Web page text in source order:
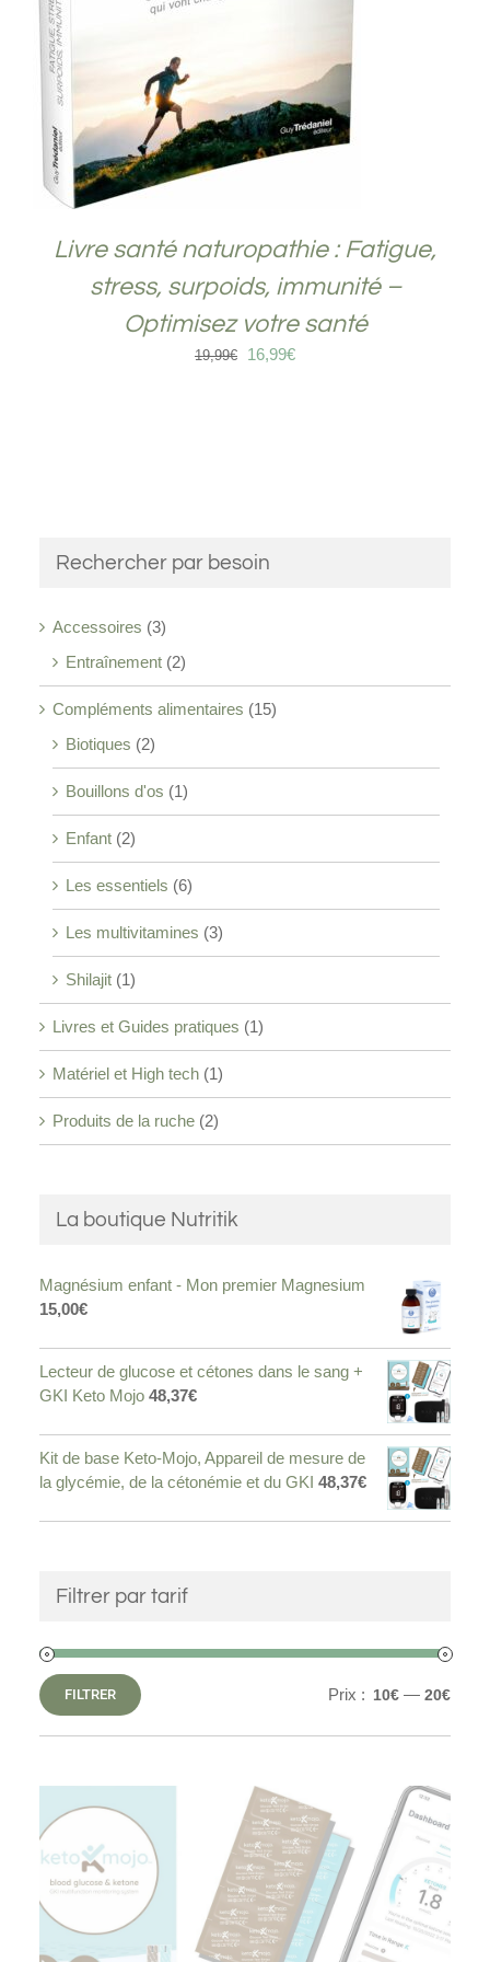
Livre santé naturopathie : Fatigue,
stress, surpoids, immunité –
Optimisez votre santé
19,99€
Le
16,99€Le
Rechercher par besoin
Accessoires (3)
Entraînement (2)
Compléments alimentaires (15)
Biotiques (2)
Bouillons d'os (1)
Enfant (2)
Les essentiels (6)
Les multivitamines (3)
Shilajit (1)
Livres et Guides pratiques (1)
Matériel et High tech (1)
Produits de la ruche (2)
La boutique Nutritik
Magnésium enfant - Mon premier Magnesium
15,00€
Lecteur de glucose et cétones dans le sang +
GKI Keto Mojo 48,37€
Kit de base Keto-Mojo, Appareil de mesure de
la glycémie, de la cétonémie et du GKI 48,37€
Filtrer par tarif
Prix
Prix
FILTRER Prix : 10€ — 20€